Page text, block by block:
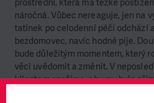
náročná. Vůbec nereaguje, jen na
tatínek po celodenní péči odchází
bezdomovec, navíc hodně pije.
bude důležitým momentem, který
věci uvědomit a změnit. V
klientem snažíme, aby mu bylo
ke své dceři, která je nyní u